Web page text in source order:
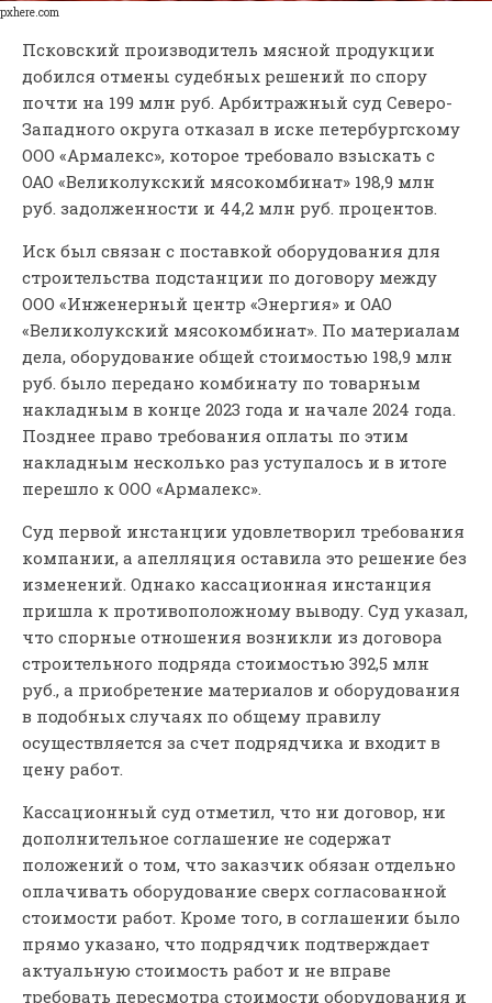
pxhere.com
Псковский производитель мясной продукции
добился отмены судебных решений по спору
почти на 199 млн руб. Арбитражный суд Северо-
Западного округа отказал в иске петербургскому
ООО «Армалекс», которое требовало взыскать с
ОАО «Великолукский мясокомбинат» 198,9 млн
руб. задолженности и 44,2 млн руб. процентов.
Иск был связан с поставкой оборудования для
строительства подстанции по договору между
ООО «Инженерный центр «Энергия» и ОАО
«Великолукский мясокомбинат». По материалам
дела, оборудование общей стоимостью 198,9 млн
руб. было передано комбинату по товарным
накладным в конце 2023 года и начале 2024 года.
Позднее право требования оплаты по этим
накладным несколько раз уступалось и в итоге
перешло к ООО «Армалекс».
Суд первой инстанции удовлетворил требования
компании, а апелляция оставила это решение без
изменений. Однако кассационная инстанция
пришла к противоположному выводу. Суд указал,
что спорные отношения возникли из договора
строительного подряда стоимостью 392,5 млн
руб., а приобретение материалов и оборудования
в подобных случаях по общему правилу
осуществляется за счет подрядчика и входит в
цену работ.
Кассационный суд отметил, что ни договор, ни
дополнительное соглашение не содержат
положений о том, что заказчик обязан отдельно
оплачивать оборудование сверх согласованной
стоимости работ. Кроме того, в соглашении было
прямо указано, что подрядчик подтверждает
актуальную стоимость работ и не вправе
требовать пересмотра стоимости оборудования и